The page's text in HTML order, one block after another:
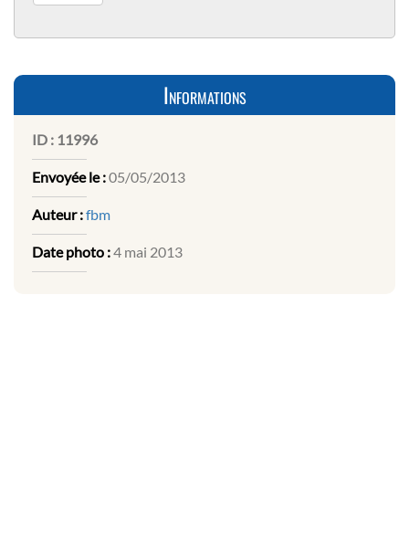
Informations
ID : 11996
Envoyée le :05/05/2013
Auteur :fbm
Date photo :4 mai 2013